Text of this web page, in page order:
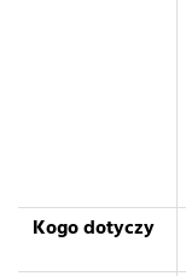
Kogo dotyczy